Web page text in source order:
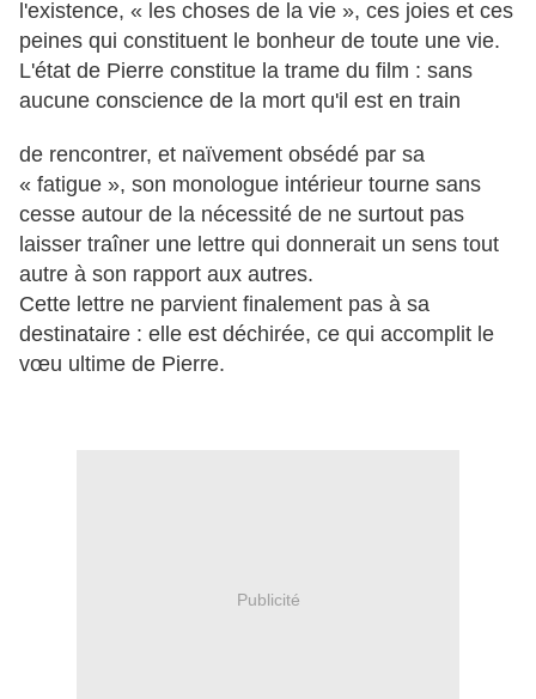
l'existence, « les choses de la vie », ces joies et ces
peines qui constituent le bonheur de toute une vie.
L'état de Pierre constitue la trame du film : sans
aucune conscience de la mort qu'il est en train
de rencontrer, et naïvement obsédé par sa
« fatigue », son monologue intérieur tourne sans
cesse autour de la nécessité de ne surtout pas
laisser traîner une lettre qui donnerait un sens tout
autre à son rapport aux autres.
Cette lettre ne parvient finalement pas à sa
destinataire : elle est déchirée, ce qui accomplit le
vœu ultime de Pierre.
Publicité